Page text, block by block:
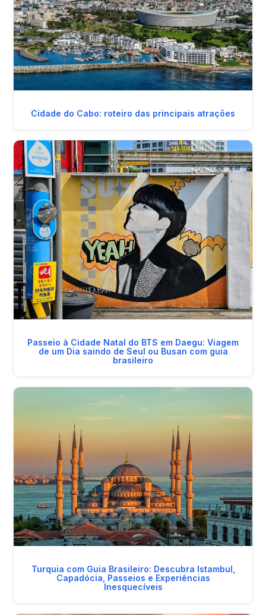
Cidade do Cabo: roteiro das principais atrações
Passeio à Cidade Natal do BTS em Daegu: Viagem
de um Dia saindo de Seul ou Busan com guia
brasileiro
Turquia com Guia Brasileiro: Descubra Istambul,
Capadócia, Passeios e Experiências
Inesquecíveis